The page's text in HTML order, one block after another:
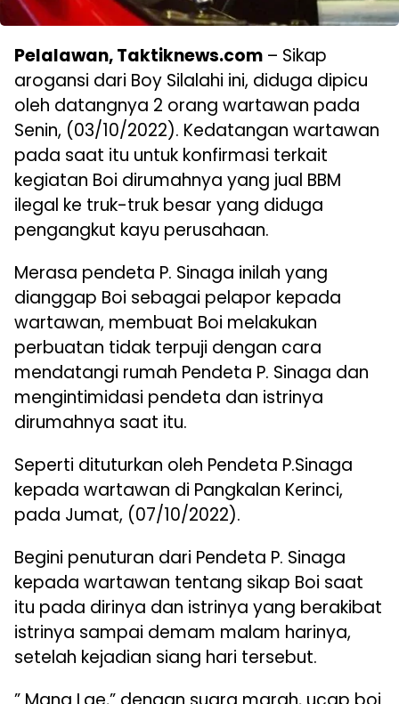
Pelalawan, Taktiknews.com – Sikap
arogansi dari Boy Silalahi ini, diduga dipicu
oleh datangnya 2 orang wartawan pada
Senin, (03/10/2022). Kedatangan wartawan
pada saat itu untuk konfirmasi terkait
kegiatan Boi dirumahnya yang jual BBM
ilegal ke truk-truk besar yang diduga
pengangkut kayu perusahaan.
Merasa pendeta P. Sinaga inilah yang
dianggap Boi sebagai pelapor kepada
wartawan, membuat Boi melakukan
perbuatan tidak terpuji dengan cara
mendatangi rumah Pendeta P. Sinaga dan
mengintimidasi pendeta dan istrinya
dirumahnya saat itu.
Seperti dituturkan oleh Pendeta P.Sinaga
kepada wartawan di Pangkalan Kerinci,
pada Jumat, (07/10/2022).
Begini penuturan dari Pendeta P. Sinaga
kepada wartawan tentang sikap Boi saat
itu pada dirinya dan istrinya yang berakibat
istrinya sampai demam malam harinya,
setelah kejadian siang hari tersebut.